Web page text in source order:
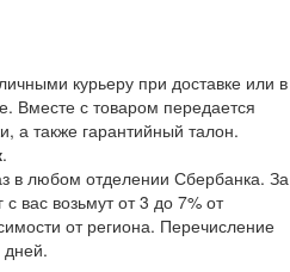
курьеру при доставке или в
Вместе с товаром передается
а также гарантийный талон.
.
в любом отделении Сбербанка. За
вас возьмут от 3 до 7% от
от региона. Перечисление
дней.